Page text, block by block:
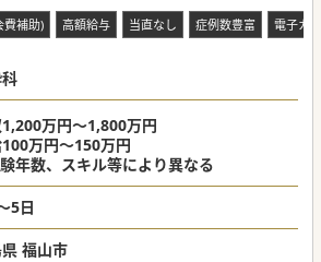
治療や手術に専念できるよう読影部門
らライフスタイルに合わせて柔軟に勤
射線科常勤医師をお迎えし、更なる体制
費補助) 高額給与 当直なし 症例数豊富 電子カ
万円～1,800万円
万円～150万円
年数、スキル等により異なる
5日
広島県 福山市